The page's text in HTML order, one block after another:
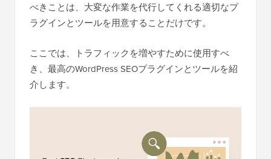
べきことは、大変な作業を代行してくれる適切なプ
ラグインとツールを用意することだけです。
ここでは、トラフィックを増やすために使用すべ
き、最高のWordPress SEOプラグインとツールを紹
介します。